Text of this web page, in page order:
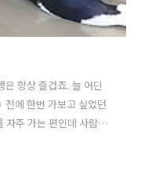
은 항상 즐겁죠. 늘 어딘
전에 한번 가보고 싶었던
자주 가는 편인데 사람을
구들도 지나치게 좋아